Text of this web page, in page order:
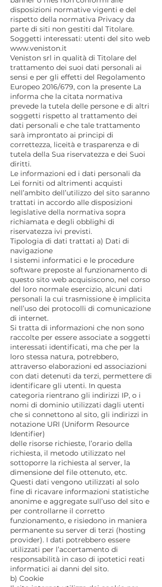
disposizioni normative vigenti e del
rispetto della normativa Privacy da
parte di siti non gestiti dal Titolare.
Soggetti interessati: utenti del sito web
www.veniston.it
Veniston srl in qualità di Titolare del
trattamento dei suoi dati personali ai
sensi e per gli effetti del Regolamento
Europeo 2016/679, con la presente La
informa che la citata normativa
prevede la tutela delle persone e di altri
soggetti rispetto al trattamento dei
dati personali e che tale trattamento
sarà improntato ai principi di
correttezza, liceità e trasparenza e di
tutela della Sua riservatezza e dei Suoi
diritti.
Le informazioni ed i dati personali da
Lei forniti od altrimenti acquisti
nell’ambito dell’utilizzo del sito saranno
trattati in accordo alle disposizioni
legislative della normativa sopra
richiamata e degli obblighi di
riservatezza ivi previsti.
Tipologia di dati trattati a) Dati di
navigazione
I sistemi informatici e le procedure
software preposte al funzionamento di
questo sito web acquisiscono, nel corso
del loro normale esercizio, alcuni dati
personali la cui trasmissione è implicita
nell’uso dei protocolli di comunicazione
di internet.
Si tratta di informazioni che non sono
raccolte per essere associate a soggetti
interessati identificati, ma che per la
loro stessa natura, potrebbero,
attraverso elaborazioni ed associazioni
con dati detenuti da terzi, permettere di
identificare gli utenti. In questa
categoria rientrano gli indirizzi IP, o i
nomi di dominio utilizzati dagli utenti
che si connettono al sito, gli indirizzi in
notazione URI (Uniform Resource
Identifier)
delle risorse richieste, l’orario della
richiesta, il metodo utilizzato nel
sottoporre la richiesta al server, la
dimensione del file ottenuto, etc.
Questi dati vengono utilizzati al solo
fine di ricavare informazioni statistiche
anonime e aggregate sull’uso del sito e
per controllarne il corretto
funzionamento, e risiedono in maniera
permanente su server di terzi (hosting
provider). I dati potrebbero essere
utilizzati per l’accertamento di
responsabilità in caso di ipotetici reati
informatici ai danni del sito.
b) Cookie